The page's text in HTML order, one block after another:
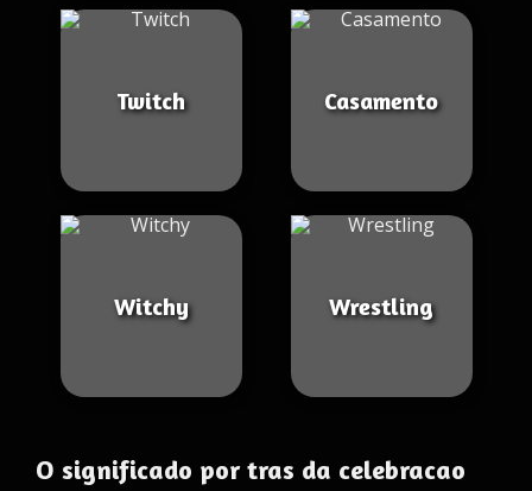
Twitch Casamento
Witchy Wrestling
O significado por tras da celebracao